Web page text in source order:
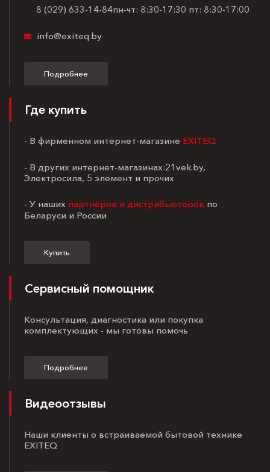
8 (029) 633-14-84пн-чт: 8:30-17:30 пт: 8:30-17:00
info@exiteq.by
Подробнее
Где купить
- В фирменном интернет-магазине EXITEQ
- В других интернет-магазинах:21vek.by,
Электросила, 5 элемент и прочих
- У наших партнёров и дистрибьюторов по
Беларуси и России
Купить
Сервисный помощник
Консультация, диагностика или покупка
комплектующих - мы готовы помочь
Подробнее
Видеоотзывы
Наши клиенты о встраиваемой бытовой технике
EXITEQ